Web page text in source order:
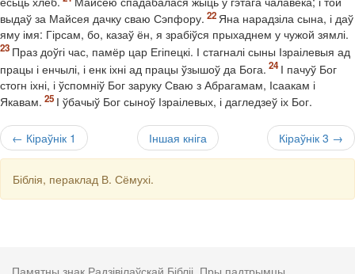
выдаў за Майсея дачку сваю Сэпфору.
Яна нарадзіла сына, і даў
яму імя: Гірсам, бо, казаў ён, я зрабіўся прыхаднем у чужой зямлі.
Праз доўгі час, памёр цар Егіпецкі. І стагналі сыны Ізраілевыя ад
працы і енчылі, і енк іхні ад працы ўзышоў да Бога.
І пачуў Бог
стогн іхні, і ўспомніў Бог заруку Сваю з Абрагамам, Ісаакам і
Якавам.
І ўбачыў Бог сыноў Ізраілевых, і дагледзеў іх Бог.
← Кіраўнік 1 Іншая кніга Кіраўнік 3 →
Біблія, пераклад В. Сёмухі.
Памятны знак Радзівілаўскай Бібліі. Пры падтрымцы